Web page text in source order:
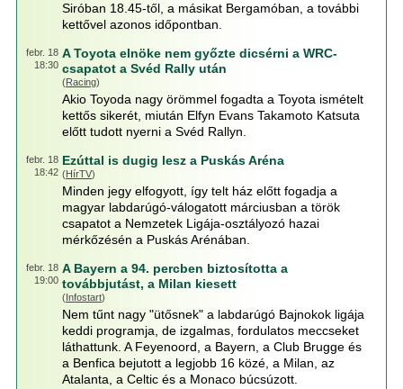
Siróban 18.45-től, a másikat Bergamóban, a további
kettővel azonos időpontban.
febr. 18
18:30
A Toyota elnöke nem győzte dicsérni a WRC-
csapatot a Svéd Rally után
(Racing)
Akio Toyoda nagy örömmel fogadta a Toyota ismételt
kettős sikerét, miután Elfyn Evans Takamoto Katsuta
előtt tudott nyerni a Svéd Rallyn.
febr. 18
18:42
Ezúttal is dugig lesz a Puskás Aréna
(HírTV)
Minden jegy elfogyott, így telt ház előtt fogadja a
magyar labdarúgó-válogatott márciusban a török
csapatot a Nemzetek Ligája-osztályozó hazai
mérkőzésén a Puskás Arénában.
febr. 18
19:00
A Bayern a 94. percben biztosította a
továbbjutást, a Milan kiesett
(Infostart)
Nem tűnt nagy "ütősnek" a labdarúgó Bajnokok ligája
keddi programja, de izgalmas, fordulatos meccseket
láthattunk. A Feyenoord, a Bayern, a Club Brugge és
a Benfica bejutott a legjobb 16 közé, a Milan, az
Atalanta, a Celtic és a Monaco búcsúzott.